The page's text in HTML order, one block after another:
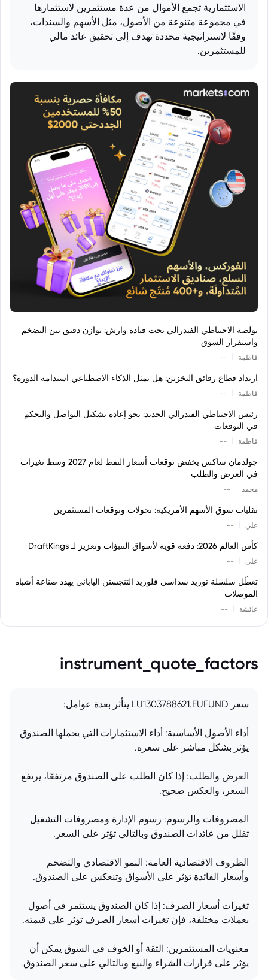
الاستثمارية تجمع الأموال من عدة مستثمرين لاستثمارها
في مجموعة متنوعة من الأصول، مثل الأسهم والسندات،
وفقًا لاستراتيجية محددة تهدف إلى تحقيق عائد مالي
للمستثمرين.
بولصة الاحتياطي الفيدرالي تحت قيادة وارش: توازن دقيق بين التضخم
واستقرار السوق
فاطمة --
ارتداد قطاع رقائق التخزين: هل يمثل الذكاء الاصطناعي استدامة الدورة؟
فاطمة --
رئيس الاحتياطي الفيدرالي الجديد: نحو إعادة تشكيل التواصل والتحكم
في التوقعات
فاطمة --
جولدمان ساكس يخفض توقعات أسعار النفط لعام 2027 وسط تغيرات
في العرض والطلب
محمد --
تقلبات سوق الأسهم الأمريكية: تحولات وتوقعات المستثمرين
علي --
كأس العالم 2026: دفعة قوية لأسواق التنبؤات وتعزيز لـ DraftKings
علي --
تعطّل سلسلة توريد سداسي فلوريد التنجستن الياباني يهدد صناعة أشباه
الموصلات
عائشة --
instrument_quote_factors
سعر LU1303788621.EUFUND يتأثر بعدة عوامل:
أداء الأصول الأساسية: أداء الاستثمارات التي يحملها الصندوق
يؤثر بشكل مباشر على سعره.
العرض والطلب: إذا كان الطلب على الصندوق مرتفعًا، يرتفع
السعر، والعكس صحيح.
المصروفات والرسوم: رسوم الإدارة ومصروفات التشغيل
تقلل من عائدات الصندوق وبالتالي تؤثر على السعر.
الظروف الاقتصادية العامة: النمو الاقتصادي والتضخم
وأسعار الفائدة تؤثر على الأسواق وتنعكس على الصندوق.
تغيرات أسعار الصرف: إذا كان الصندوق يستثمر في أصول
بعملات مختلفة، فإن تغيرات أسعار الصرف تؤثر على قيمته.
معنويات المستثمرين: الثقة أو الخوف في السوق يمكن أن
يؤثر على قرارات الشراء والبيع وبالتالي على سعر الصندوق.